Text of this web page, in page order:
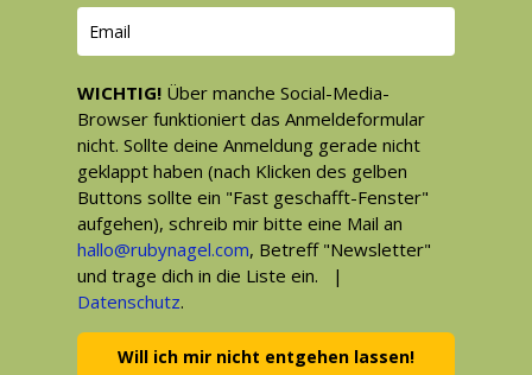
WICHTIG!Über manche Social-Media-
Browser funktioniert das Anmeldeformular
nicht. Sollte deine Anmeldung gerade nicht
geklappt haben (nach Klicken des gelben
Buttons sollte ein "Fast geschafft-Fenster"
aufgehen), schreib mir bitte eine Mail an
hallo@rubynagel.com, Betreff "Newsletter"
und trage dich in die Liste ein. |
Datenschutz.
Will ich mir nicht entgehen lassen!